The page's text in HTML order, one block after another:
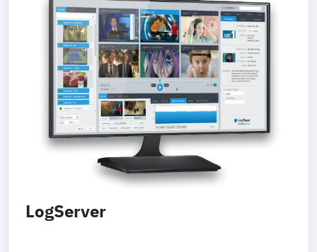
LogServer